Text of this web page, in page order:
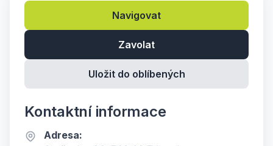
Navigovat
Zavolat
Uložit do oblíbených
Kontaktní informace
Adresa: